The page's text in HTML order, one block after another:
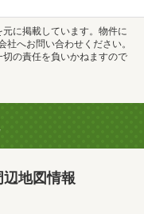
元に掲載しています。物件に
へお問い合わせください。
の責任を負いかねますので
地図情報